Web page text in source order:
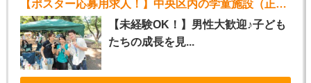
【ポスター応募用求人！】中央区内の学童施設（正社員）
【未経験OK！】男性大歓迎♪子ども
たちの成長を見...